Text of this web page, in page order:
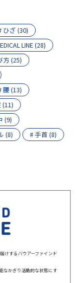
ひざ (30)
LINE (28)
方 (25)
腰 (13)
(11)
(9)
(8)
# 手首 (8)
けするバウアーファインド
なかぎり活動的な状態にす